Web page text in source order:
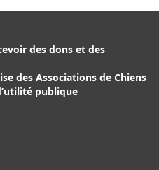
des dons et des
des Associations de Chiens
publique